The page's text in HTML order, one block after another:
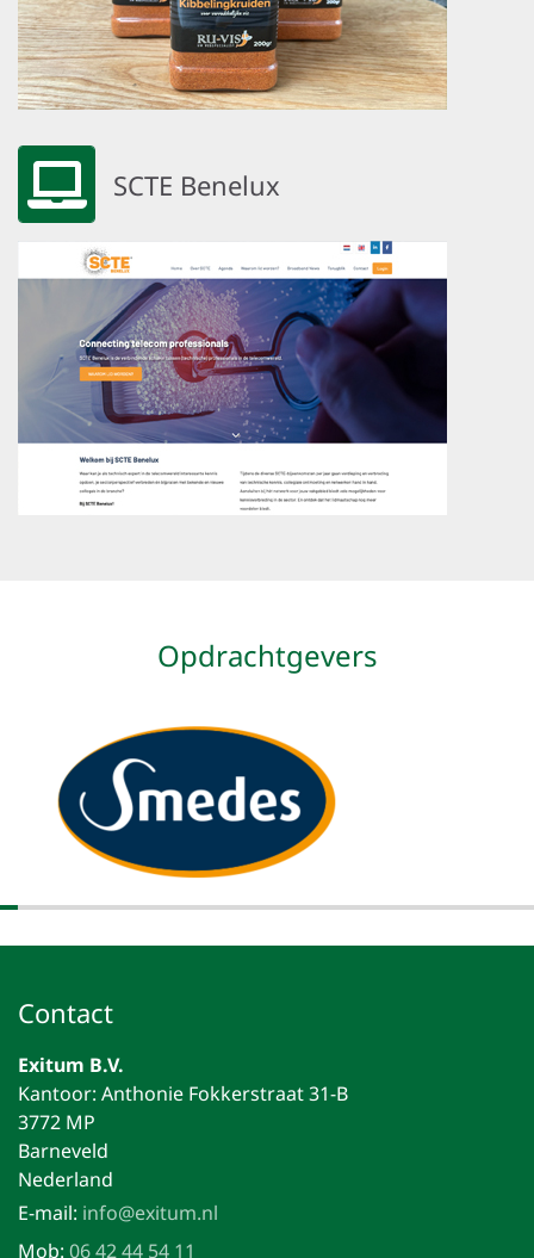
SCTE Benelux
Opdrachtgevers
Contact
Exitum B.V.
Kantoor: Anthonie Fokkerstraat 31-B
3772 MP
Barneveld
Nederland
E-mail: info@exitum.nl
Mob: 06 42 44 54 11